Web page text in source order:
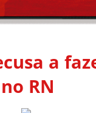
a
RN